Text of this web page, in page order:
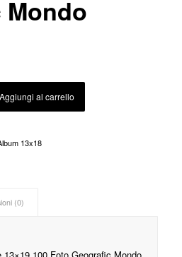
Aggiungi al carrello
13x18
(0)